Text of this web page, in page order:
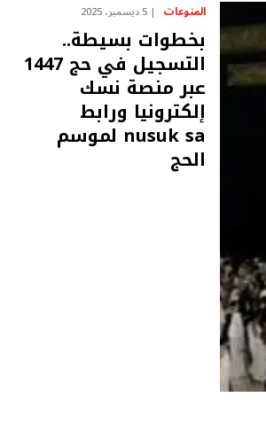
المنوعات 5 ديسمبر، 2025
بخطوات بسيطة..
التسجيل في حج 1447
عبر منصة نسك
إلكترونيا ورابط
nusuk sa لموسم
الحج